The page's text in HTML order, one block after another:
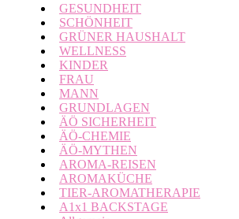
GESUNDHEIT
SCHÖNHEIT
GRÜNER HAUSHALT
WELLNESS
KINDER
FRAU
MANN
GRUNDLAGEN
ÄÖ SICHERHEIT
ÄÖ-CHEMIE
ÄÖ-MYTHEN
AROMA-REISEN
AROMAKÜCHE
TIER-AROMATHERAPIE
A1x1 BACKSTAGE